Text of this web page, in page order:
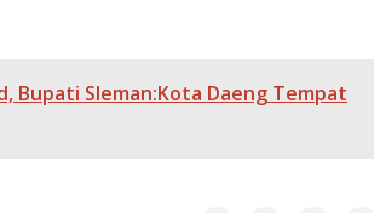
Bupati Sleman:Kota Daeng Tempat